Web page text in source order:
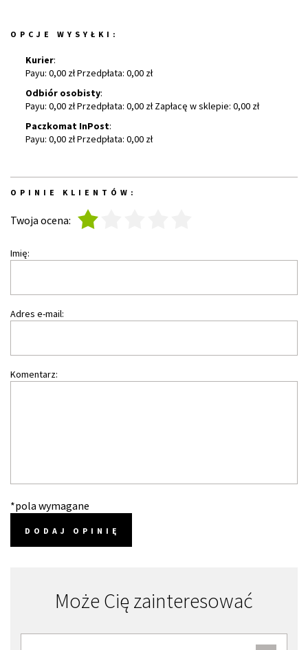
OPCJE WYSYŁKI:
Kurier:
Payu: 0,00 zł Przedpłata: 0,00 zł
Odbiór osobisty:
Payu: 0,00 zł Przedpłata: 0,00 zł Zapłacę w sklepie: 0,00 zł
Paczkomat InPost:
Payu: 0,00 zł Przedpłata: 0,00 zł
OPINIE KLIENTÓW:
Twoja ocena:
Imię:
Adres e-mail:
Komentarz:
*pola wymagane
DODAJ OPINIĘ
Może Cię zainteresować